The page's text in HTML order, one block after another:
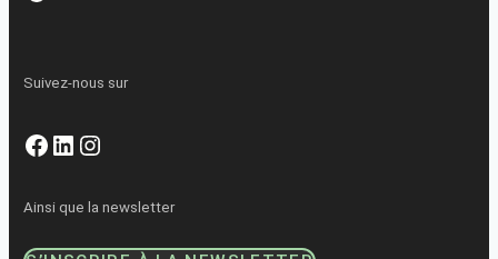
Suivez-nous sur
Facebook
LinkedIn
Instagram
Ainsi que la newsletter